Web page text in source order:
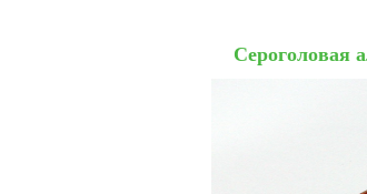
Сероголовая